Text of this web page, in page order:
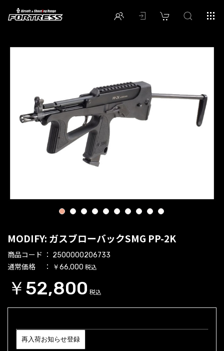
1 2 3 4 5 6 7 8 9 10
MODIFY: ガスブローバックSMG PP-2K
商品コード 2500000206733
通常価格 ￥66,000 税込
￥52,800 税込
再入荷お知らせ登録